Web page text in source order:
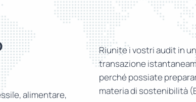
alimentare,
Riunite i vostri audit in
transazione
perché possiate
materia di sostenibilità